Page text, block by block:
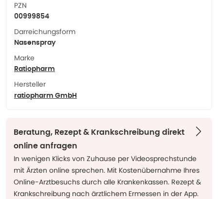
PZN
00999854
Darreichungsform
Nasenspray
Marke
Ratiopharm
Hersteller
ratiopharm GmbH
Beratung, Rezept & Krankschreibung direkt
online anfragen
In wenigen Klicks von Zuhause per Videosprechstunde
mit Ärzten online sprechen. Mit Kostenübernahme Ihres
Online-Arztbesuchs durch alle Krankenkassen. Rezept &
Krankschreibung nach ärztlichem Ermessen in der App.